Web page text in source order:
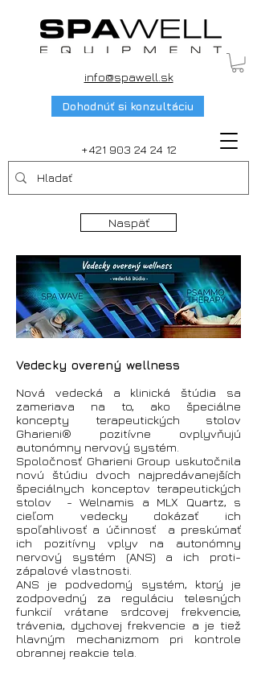
+421 903 24 24 12
info@spawell.sk
Dohodnúť si konzultáciu
Naspäť
Vedecky overený wellness
Nová vedecká a klinická štúdia sa
zameriava na to, ako špeciálne
koncepty terapeutických stolov
Gharieni® pozitívne ovplyvňujú
autonómny nervový systém.
Spoločnosť Gharieni Group uskutočnila
novú štúdiu dvoch najpredávanejších
špeciálnych konceptov terapeutických
stolov - Welnamis a MLX Quartz, s
cieľom vedecky dokázať ich
spoľahlivosť a účinnosť a preskúmať
ich pozitívny vplyv na autonómny
nervový systém (ANS) a ich proti-
zápalové vlastnosti.
ANS je podvedomý systém, ktorý je
zodpovedný za reguláciu telesných
funkcií vrátane srdcovej frekvencie,
trávenia, dychovej frekvencie a je tiež
hlavným mechanizmom pri kontrole
obrannej reakcie tela.